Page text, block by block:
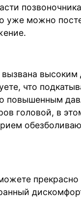
уже можно
вызвана
что
повышенным
головой, в